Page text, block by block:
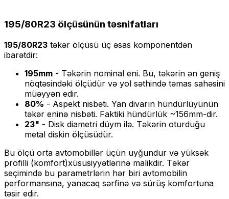
195/80R23 ölçüsünün təsnifatları
195/80R23 təkər ölçüsü üç əsas komponentdən
ibarətdir:
195mm - Təkərin nominal eni. Bu, təkərin ən geniş
nöqtəsindəki ölçüdür və yol səthində təmas sahəsini
müəyyən edir.
80% - Aspekt nisbəti. Yan divarın hündürlüyünün
təkər eninə nisbəti. Faktiki hündürlük ~156mm-dir.
23" - Disk diametri düym ilə. Təkərin oturduğu
metal diskin ölçüsüdür.
Bu ölçü orta avtomobillər üçün uyğundur və yüksək
profilli (komfort)xüsusiyyətlərinə malikdir. Təkər
seçimində bu parametrlərin hər biri avtomobilin
performansına, yanacaq sərfinə və sürüş komfortuna
təsir edir.